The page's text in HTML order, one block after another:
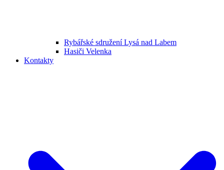
Rybářské sdružení Lysá nad Labem
Hasiči Velenka
Kontakty